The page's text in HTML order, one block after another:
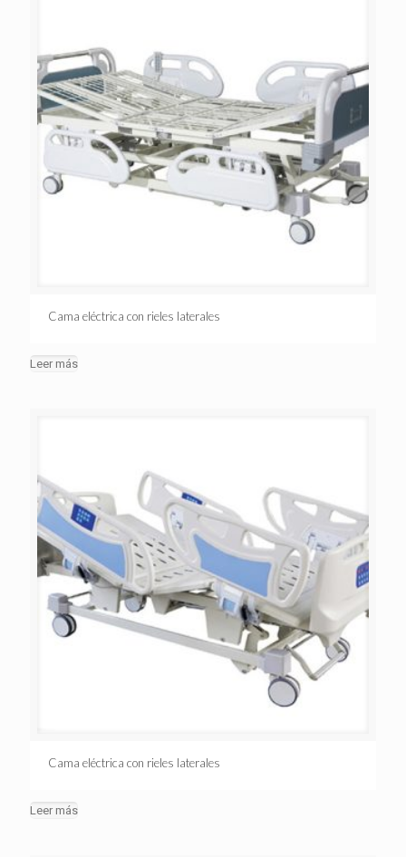
Cama eléctrica con rieles laterales
Leer más
Cama eléctrica con rieles laterales
Leer más